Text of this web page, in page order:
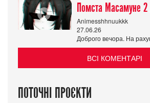
Animesshhnuukkk
27.06.26
Доброго вечора. На
ВСІ КОМЕНТАРІ
ПОТОЧНІ ПРОЄКТИ